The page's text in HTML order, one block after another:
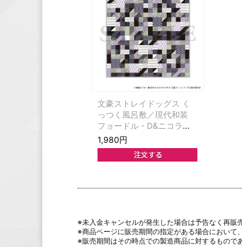
文豪ストレイドッグス く
っつく風呂敷／現代和装
フョードル・D&ニコラ
イ・G＆シグマ
1,980円
※未入金キャンセルが発生した場合は予告なく再販
※商品ページに販売期間の指定がある場合において
※販売期間はその時点での製造商品に対するもので